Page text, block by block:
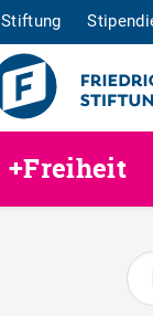
Stiftung
+Freiheit